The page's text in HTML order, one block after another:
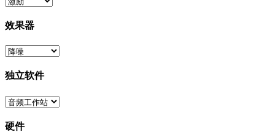
效果器
独立软件
硬件